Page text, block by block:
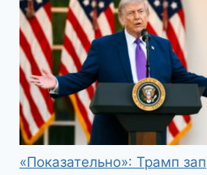
«Показательно»: Трамп